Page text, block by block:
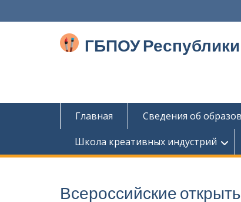
ГБПОУ
Главная Сведения об
Школа креативных индустрий
Всероссийские